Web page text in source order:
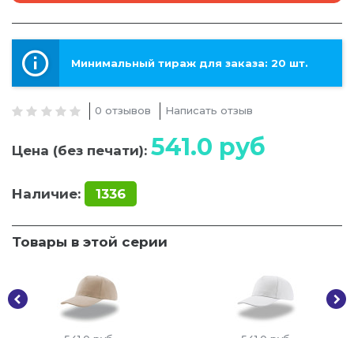
Минимальный тираж для заказа: 20 шт.
0 отзывов Написать отзыв
Цена (без печати): 541.0 руб
Наличие: 1336
Товары в этой серии